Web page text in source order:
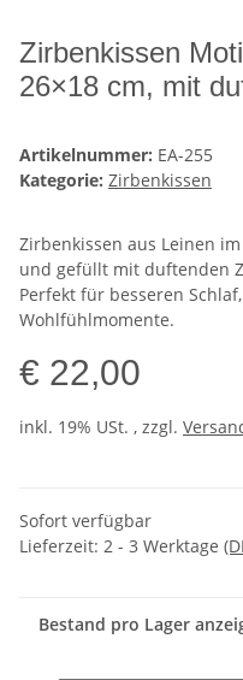
Zirbenkissen
26×18 cm, mit
Artikelnummer: EA-255
Kategorie: Zirbenkissen
Zirbenkissen aus Leinen
und gefüllt mit duftenden
Perfekt für besseren
Wohlfühlmomente.
€ 22,00
inkl. 19% USt. , zzgl.
Sofort verfügbar
Lieferzeit: 2 - 3 Werktage
Bestand pro Lager